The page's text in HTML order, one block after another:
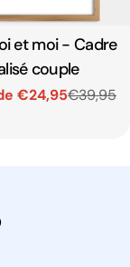
et moi - Cadre
couple
€24,95€39,95